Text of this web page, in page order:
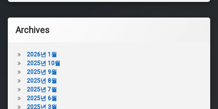
Archives
2026년 1월
2025년 10월
2025년 9월
2025년 8월
2025년 7월
2025년 6월
2025년 3월